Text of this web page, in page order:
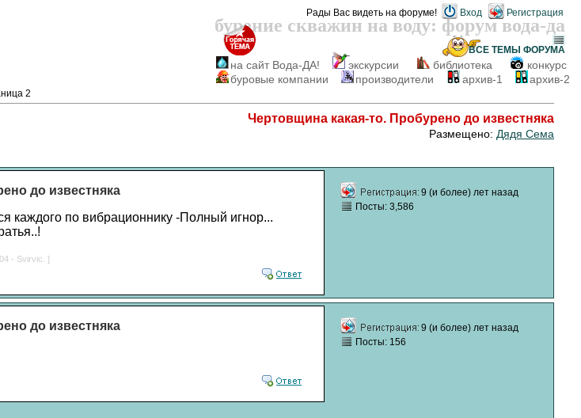
бурение скважин на воду: форум вода-да
Рады Вас видеть на форуме! Вход Регистрация
на сайт Вода-ДА! экскурсии библиотека
конкурс
буровые компании
производители архив-1 архив-2
ВСЕ ТЕМЫ ФОРУМА
2
Чертовщина какая-то. Пробурено до известняка
Размещено: Дядя Сема
до известняка
каждого по вибрационнику -Полный игнор...
- Svirvic. ]
9 (и более) лет назад
Посты: 3,586
до известняка
9 (и более) лет назад
Посты: 156